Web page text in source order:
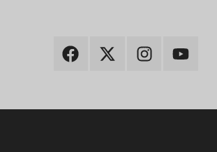
FacebookTwitterInstagramYoutube